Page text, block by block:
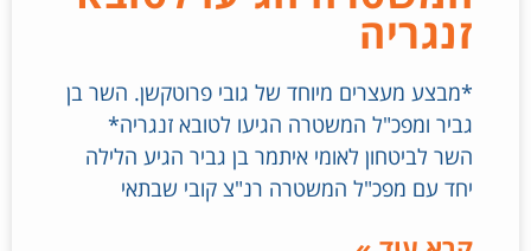
זנגריה
*מבצע מעצרים מיוחד של גובי פרוטקשן. השר בן
גביר ומפכ"ל המשטרה הגיעו לטובא זנגריה*
השר לביטחון לאומי איתמר בן גביר הגיע הלילה
יחד עם מפכ"ל המשטרה רנ"צ קובי שבתאי